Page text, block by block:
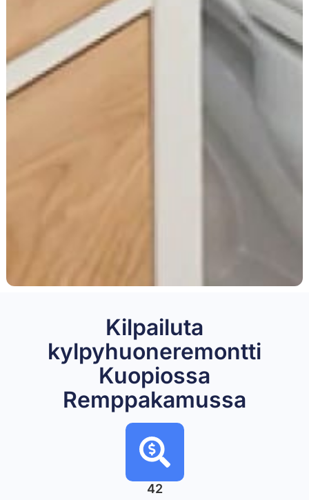
Kilpailuta
kylpyhuoneremontti
Kuopiossa
Remppakamussa
42